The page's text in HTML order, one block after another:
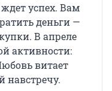
успех. Вам
деньги —
В апреле
активности:
витает
навстречу.